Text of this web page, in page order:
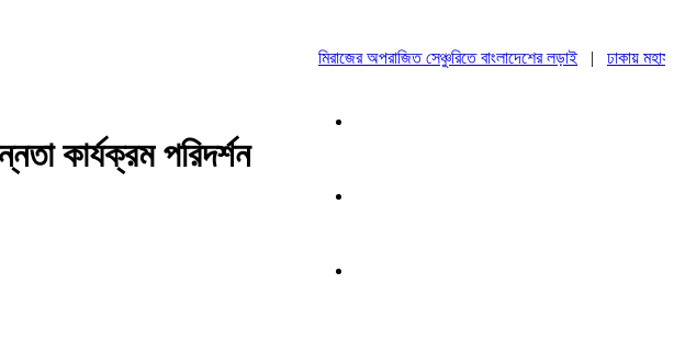
মিরাজের অপরাজিত সেঞ্চুরিতে বাংলাদেশের লড়াই|ঢাকায়
কার্যক্রম পরিদর্শন